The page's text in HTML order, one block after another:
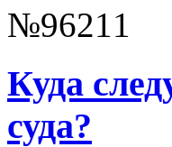
№96211
Куда
суда?